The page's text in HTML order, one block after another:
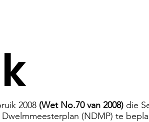
2008 (Wet No.70 van 2008) die
(NDMP) te